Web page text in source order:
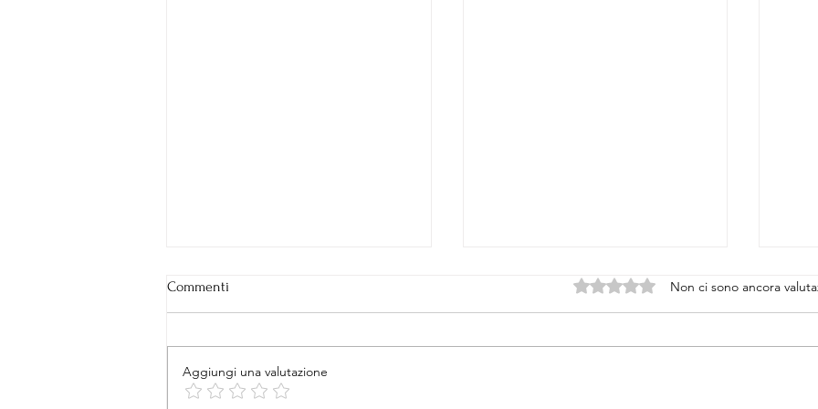
TETTE AL VENTO
Commenti Valutazione 0 stelle su 5.
Non ci sono ancora
Aggiungi una valutazione